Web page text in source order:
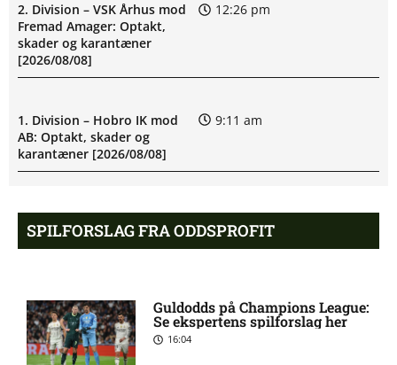
2. Division – VSK Århus mod
Fremad Amager: Optakt,
skader og karantæner
[2026/08/08]
12:26 pm
1. Division – Hobro IK mod
AB: Optakt, skader og
karantæner [2026/08/08]
9:11 am
1. Division – Aarhus Fremad
mod HB Køge: Optakt,
forventede opstillinger,
5:46 am
Atlético forbereder bud på
Tottenham-anfører
SPILFORSLAG FRA ODDSPROFIT
Guldodds på Champions League:
Se ekspertens spilforslag her
16:04